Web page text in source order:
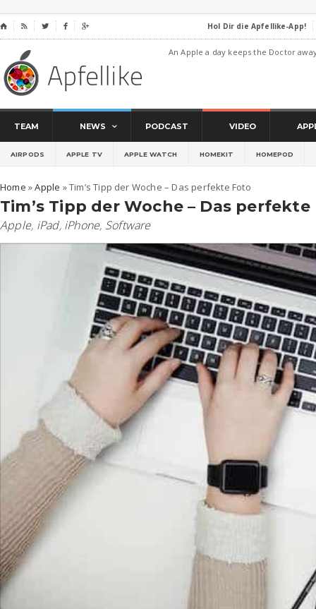
⌂     Hol Dir die Apfellike-App!
An Apple a day keeps the Doctor
TEAM NEWS PODCAST VIDEO
AIRPODS APPLE TV APPLE WATCH HOMEKIT HOMEPOD
Home »Apple »Tim’s Tipp der Woche – Das perfekte Foto
Tim’s Tipp der Woche – Das
Apple, iPad, iPhone, Software